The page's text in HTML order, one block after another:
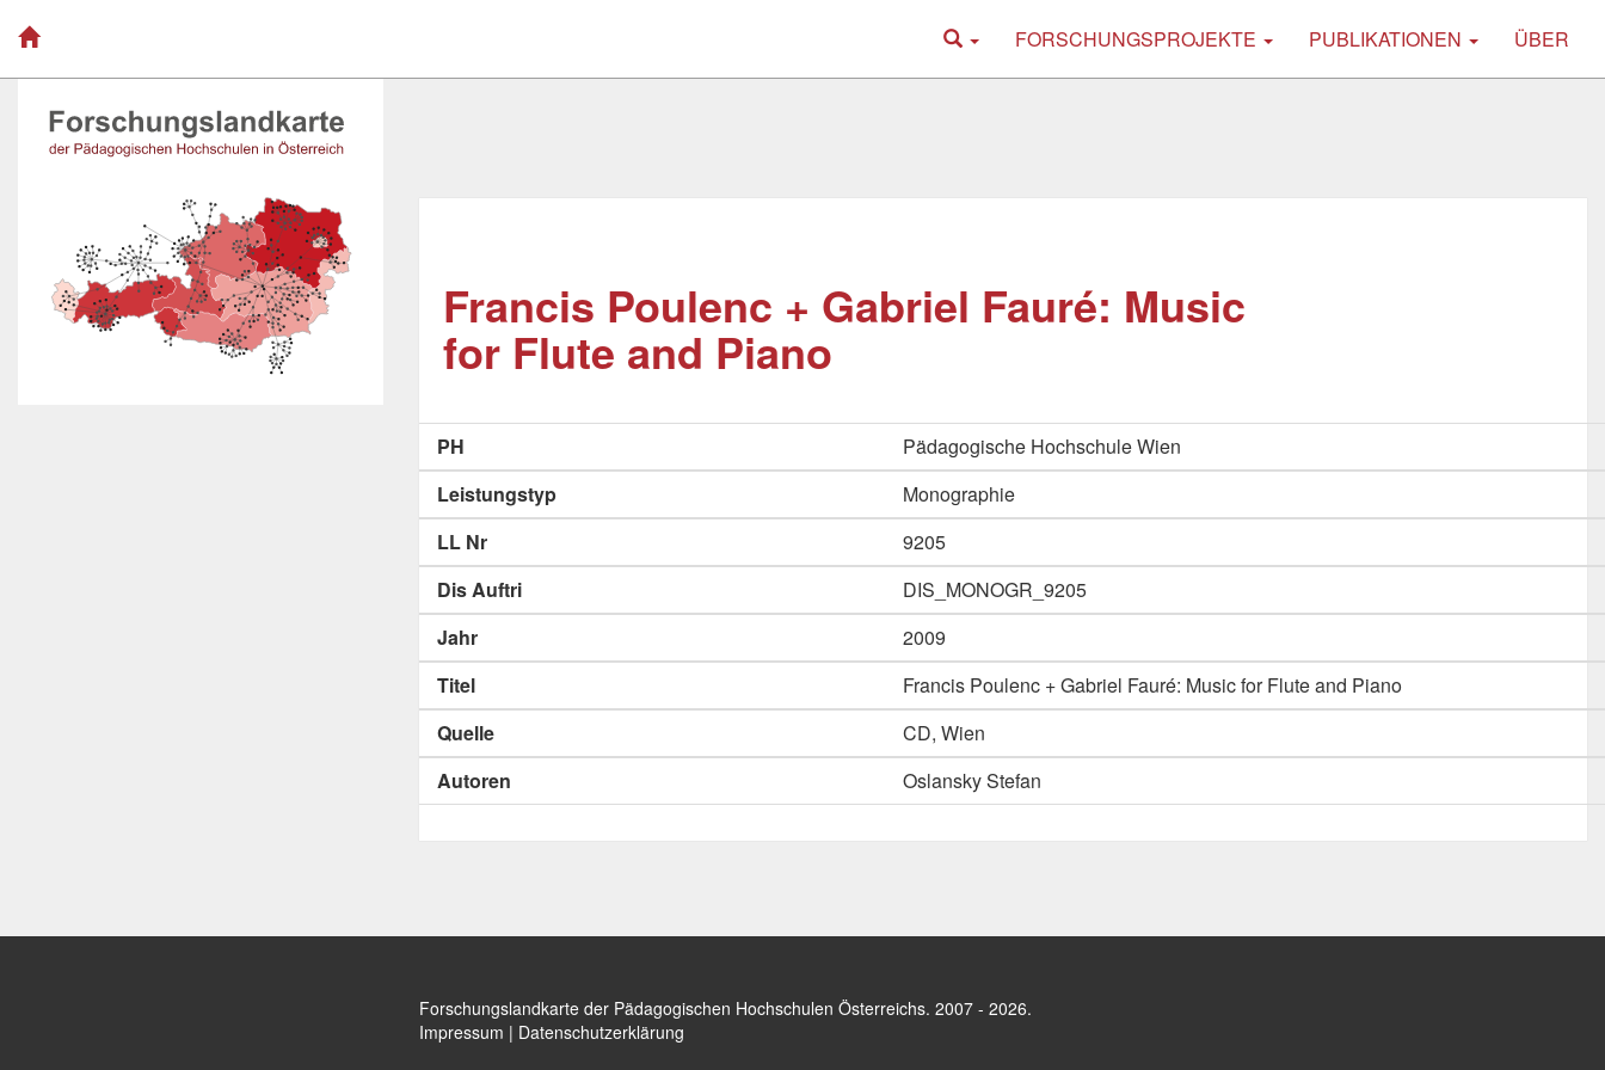
FORSCHUNGSPROJEKTE PUBLIKATIONEN ÜBER
Francis Poulenc + Gabriel Fauré: Music
for Flute and Piano
PH
Pädagogische Hochschule Wien
Leistungstyp
Monographie
LL Nr
9205
Dis Auftri
DIS_MONOGR_9205
Jahr
2009
Titel
Francis Poulenc + Gabriel Fauré: Music for Flute and Piano
Quelle
CD, Wien
Autoren
Oslansky Stefan
Forschungslandkarte der Pädagogischen Hochschulen Österreichs. 2007 - 2026.
Impressum | Datenschutzerklärung